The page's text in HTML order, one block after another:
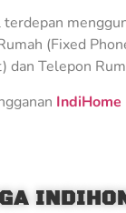
(Fixed
dan Telepon
IndiHome